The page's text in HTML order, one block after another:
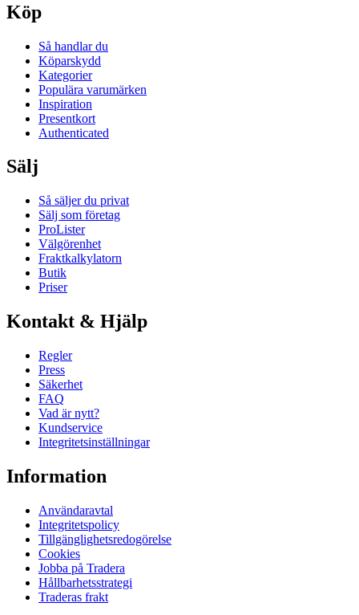
Köp
Så handlar du
Köparskydd
Kategorier
Populära varumärken
Inspiration
Presentkort
Authenticated
Sälj
Så säljer du privat
Sälj som företag
ProLister
Välgörenhet
Fraktkalkylatorn
Butik
Priser
Kontakt & Hjälp
Regler
Press
Säkerhet
FAQ
Vad är nytt?
Kundservice
Integritetsinställningar
Information
Användaravtal
Integritetspolicy
Tillgänglighetsredogörelse
Cookies
Jobba på Tradera
Hållbarhetsstrategi
Traderas frakt